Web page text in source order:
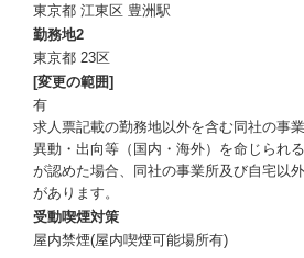
東京都 江東区 豊洲駅
勤務地2
東京都 23区
[変更の範囲]
有
求人票記載の勤務地以外を含む同社の事
異動・出向等（国内・海外）を命じられ
が認めた場合、同社の事業所及び自宅以
があります。
受動喫煙対策
屋内禁煙(屋内喫煙可能場所有)